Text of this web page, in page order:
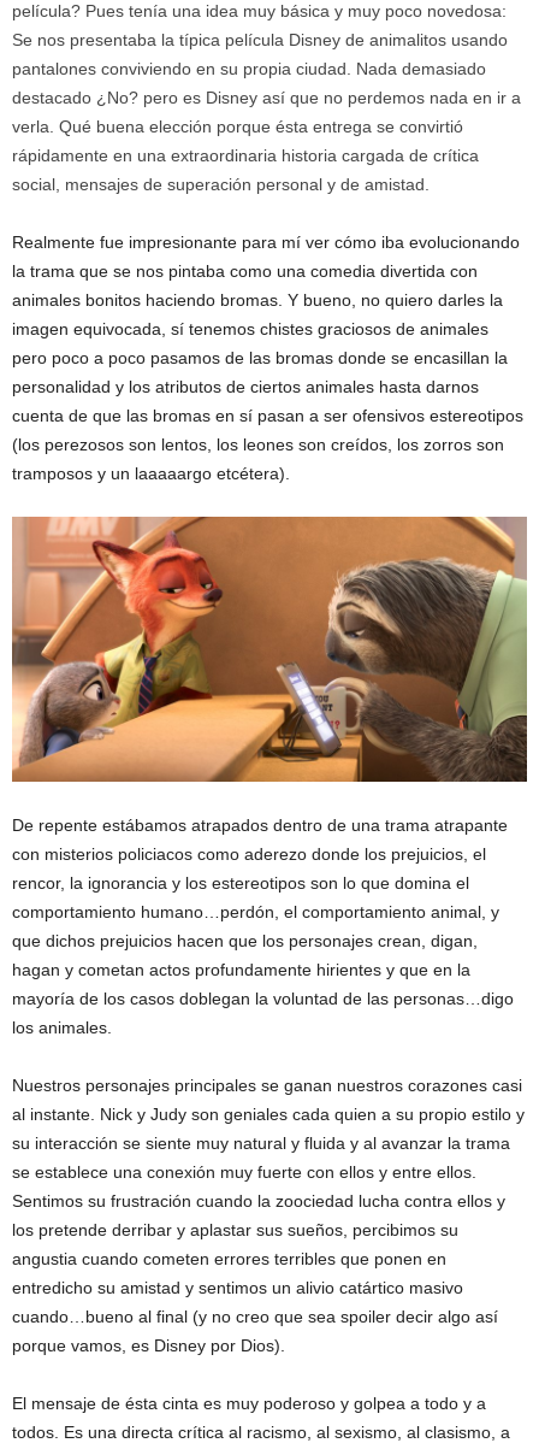
película? Pues tenía una idea muy básica y muy poco novedosa:
Se nos presentaba la típica película Disney de animalitos usando
pantalones conviviendo en su propia ciudad. Nada demasiado
destacado ¿No? pero es Disney así que no perdemos nada en ir a
verla. Qué buena elección porque ésta entrega se convirtió
rápidamente en una extraordinaria historia cargada de crítica
social, mensajes de superación personal y de amistad.
Realmente fue impresionante para mí ver cómo iba evolucionando
la trama que se nos pintaba como una comedia divertida con
animales bonitos haciendo bromas. Y bueno, no quiero darles la
imagen equivocada, sí tenemos chistes graciosos de animales
pero poco a poco pasamos de las bromas donde se encasillan la
personalidad y los atributos de ciertos animales hasta darnos
cuenta de que las bromas en sí pasan a ser ofensivos estereotipos
(los perezosos son lentos, los leones son creídos, los zorros son
tramposos y un laaaaargo etcétera).
De repente estábamos atrapados dentro de una trama atrapante
con misterios policiacos como aderezo donde los prejuicios, el
rencor, la ignorancia y los estereotipos son lo que domina el
comportamiento humano…perdón, el comportamiento animal, y
que dichos prejuicios hacen que los personajes crean, digan,
hagan y cometan actos profundamente hirientes y que en la
mayoría de los casos doblegan la voluntad de las personas…digo
los animales.
Nuestros personajes principales se ganan nuestros corazones casi
al instante. Nick y Judy son geniales cada quien a su propio estilo y
su interacción se siente muy natural y fluida y al avanzar la trama
se establece una conexión muy fuerte con ellos y entre ellos.
Sentimos su frustración cuando la zoociedad lucha contra ellos y
los pretende derribar y aplastar sus sueños, percibimos su
angustia cuando cometen errores terribles que ponen en
entredicho su amistad y sentimos un alivio catártico masivo
cuando…bueno al final (y no creo que sea spoiler decir algo así
porque vamos, es Disney por Dios).
El mensaje de ésta cinta es muy poderoso y golpea a todo y a
todos. Es una directa crítica al racismo, al sexismo, al clasismo, a